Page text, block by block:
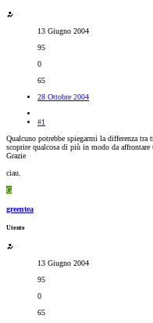
13 Giugno 2004
95
0
65
28 Ottobre 2004
#1
Qualcuno potrebbe spiegarmi la differenza
scoprire qualcosa di più in modo da affrontare
Grazie
ciau.
G
greentea
Utente
13 Giugno 2004
95
0
65